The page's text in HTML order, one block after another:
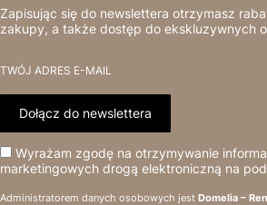
Zapisując się do newslettera otrzymasz
zakupy, a także dostęp do ekskluzywnych
TWÓJ ADRES E-MAIL
Dołącz do newslettera
Wyrażam zgodę na otrzymywanie
marketingowych drogą elektroniczną na
Administratorem danych osobowych jest Domelia –